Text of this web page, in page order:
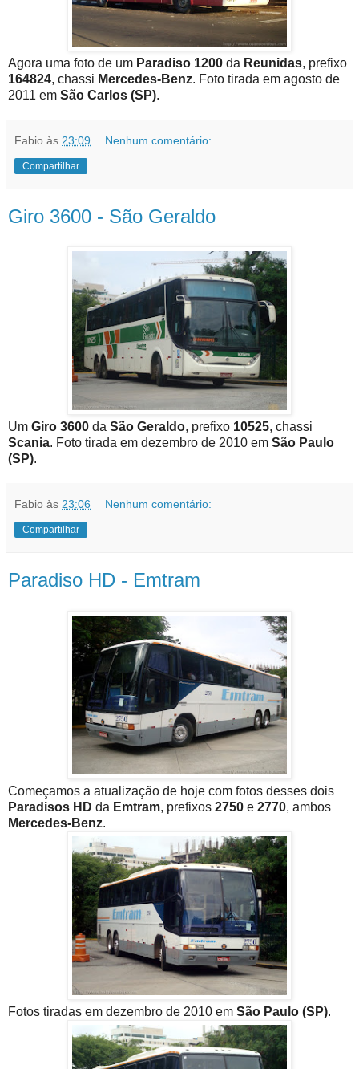
Agora uma foto de um Paradiso 1200 da Reunidas, prefixo
164824, chassi Mercedes-Benz. Foto tirada em agosto de
2011 em São Carlos (SP).
Fabio às 23:09 Nenhum comentário:
Compartilhar
Giro 3600 - São Geraldo
Um Giro 3600 da São Geraldo, prefixo 10525, chassi
Scania. Foto tirada em dezembro de 2010 em São Paulo
(SP).
Fabio às 23:06 Nenhum comentário:
Compartilhar
Paradiso HD - Emtram
Começamos a atualização de hoje com fotos desses dois
Paradisos HD da Emtram, prefixos 2750 e 2770, ambos
Mercedes-Benz.
Fotos tiradas em dezembro de 2010 em São Paulo (SP).